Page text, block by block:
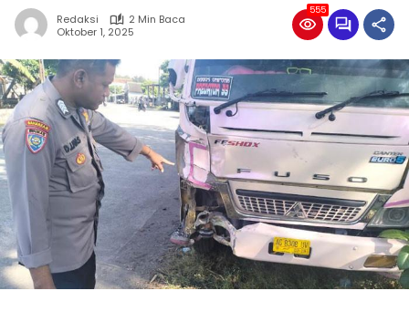
Redaksi
2 Min Baca
Oktober 1, 2025
555